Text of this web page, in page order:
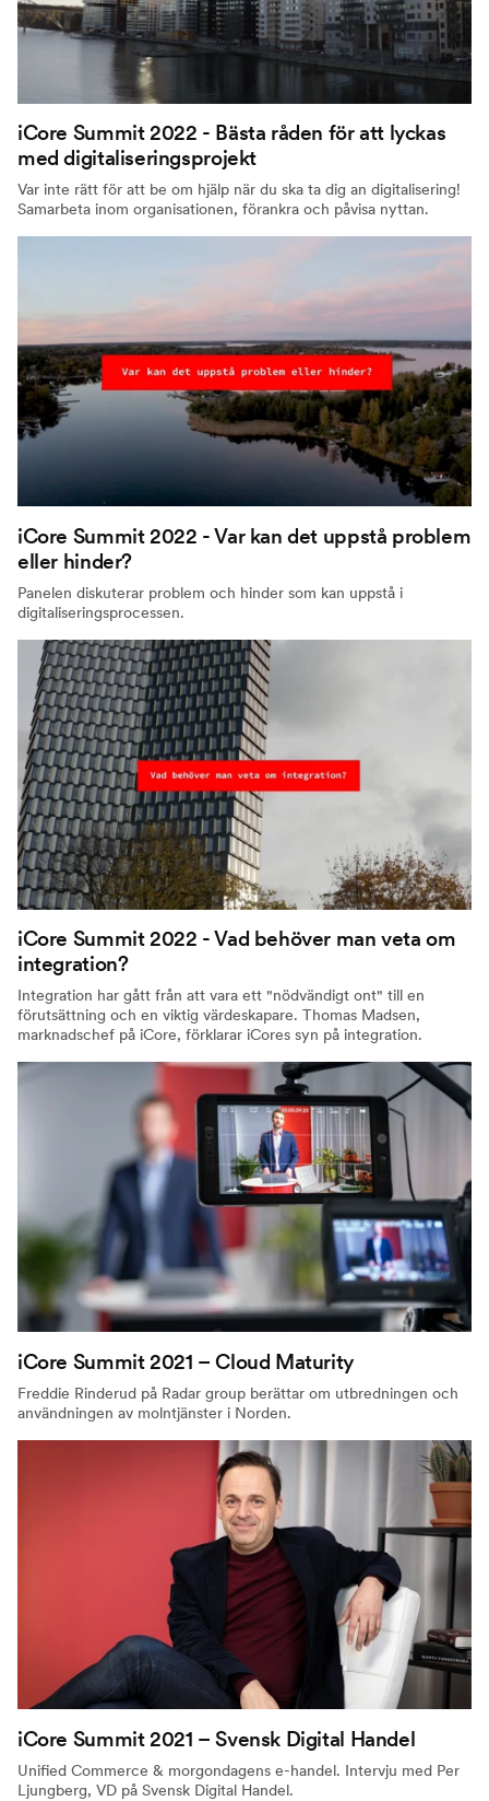
iCore Summit 2022 - Bästa råden för att lyckas
med digitaliseringsprojekt
Var inte rätt för att be om hjälp när du ska ta dig an digitalisering!
Samarbeta inom organisationen, förankra och påvisa nyttan.
iCore Summit 2022 - Var kan det uppstå problem
eller hinder?
Panelen diskuterar problem och hinder som kan uppstå i
digitaliseringsprocessen.
iCore Summit 2022 - Vad behöver man veta om
integration?
Integration har gått från att vara ett "nödvändigt ont" till en
förutsättning och en viktig värdeskapare. Thomas Madsen,
marknadschef på iCore, förklarar iCores syn på integration.
iCore Summit 2021 – Cloud Maturity
Freddie Rinderud på Radar group berättar om utbredningen och
användningen av molntjänster i Norden.
iCore Summit 2021 – Svensk Digital Handel
Unified Commerce & morgondagens e-handel. Intervju med Per
Ljungberg, VD på Svensk Digital Handel.